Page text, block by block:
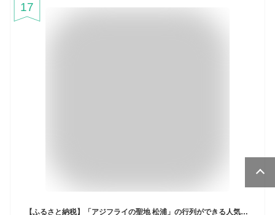
17
【ふるさと納税】「アジフライの聖地 松浦」の行列ができる人気店「海道」の大将が作る大きなアジフライ 開き フィレ 約400g 1パック 2パック あじ アジ 鯵 アジフライ 真アジ アジの開き 揚げ物 フライ 簡単料理 海鮮 人気 美味 おかず